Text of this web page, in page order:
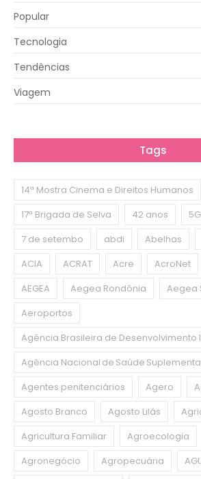
Popular
Tecnologia
Tendências
Viagem
Tags
14ª Mostra Cinema e Direitos Humanos
17ª Brigada de Selva
42 anos
5G
7 de setembo
abdi Abelhas
ACIA
ACRAT Acre AcroNet
AEGEA
Aegea Rondônia
Aegea
Aeroportos
Agência Brasileira de Desenvolvimento
Agência Nacional de Saúde
Agentes penitenciários
Agero
Agosto Branco
Agosto Lilás
Agricultura Familiar
Agroecologia
Agronegócio
Agropecuária